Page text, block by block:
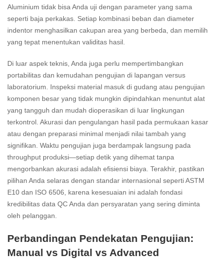
Aluminium tidak bisa Anda uji dengan parameter yang sama
seperti baja perkakas. Setiap kombinasi beban dan diameter
indentor menghasilkan cakupan area yang berbeda, dan memilih
yang tepat menentukan validitas hasil.
Di luar aspek teknis, Anda juga perlu mempertimbangkan
portabilitas dan kemudahan pengujian di lapangan versus
laboratorium. Inspeksi material masuk di gudang atau pengujian
komponen besar yang tidak mungkin dipindahkan menuntut alat
yang tangguh dan mudah dioperasikan di luar lingkungan
terkontrol. Akurasi dan pengulangan hasil pada permukaan kasar
atau dengan preparasi minimal menjadi nilai tambah yang
signifikan. Waktu pengujian juga berdampak langsung pada
throughput produksi—setiap detik yang dihemat tanpa
mengorbankan akurasi adalah efisiensi biaya. Terakhir, pastikan
pilihan Anda selaras dengan standar internasional seperti ASTM
E10 dan ISO 6506, karena kesesuaian ini adalah fondasi
kredibilitas data QC Anda dan persyaratan yang sering diminta
oleh pelanggan.
Perbandingan Pendekatan Pengujian:
Manual vs Digital vs Advanced